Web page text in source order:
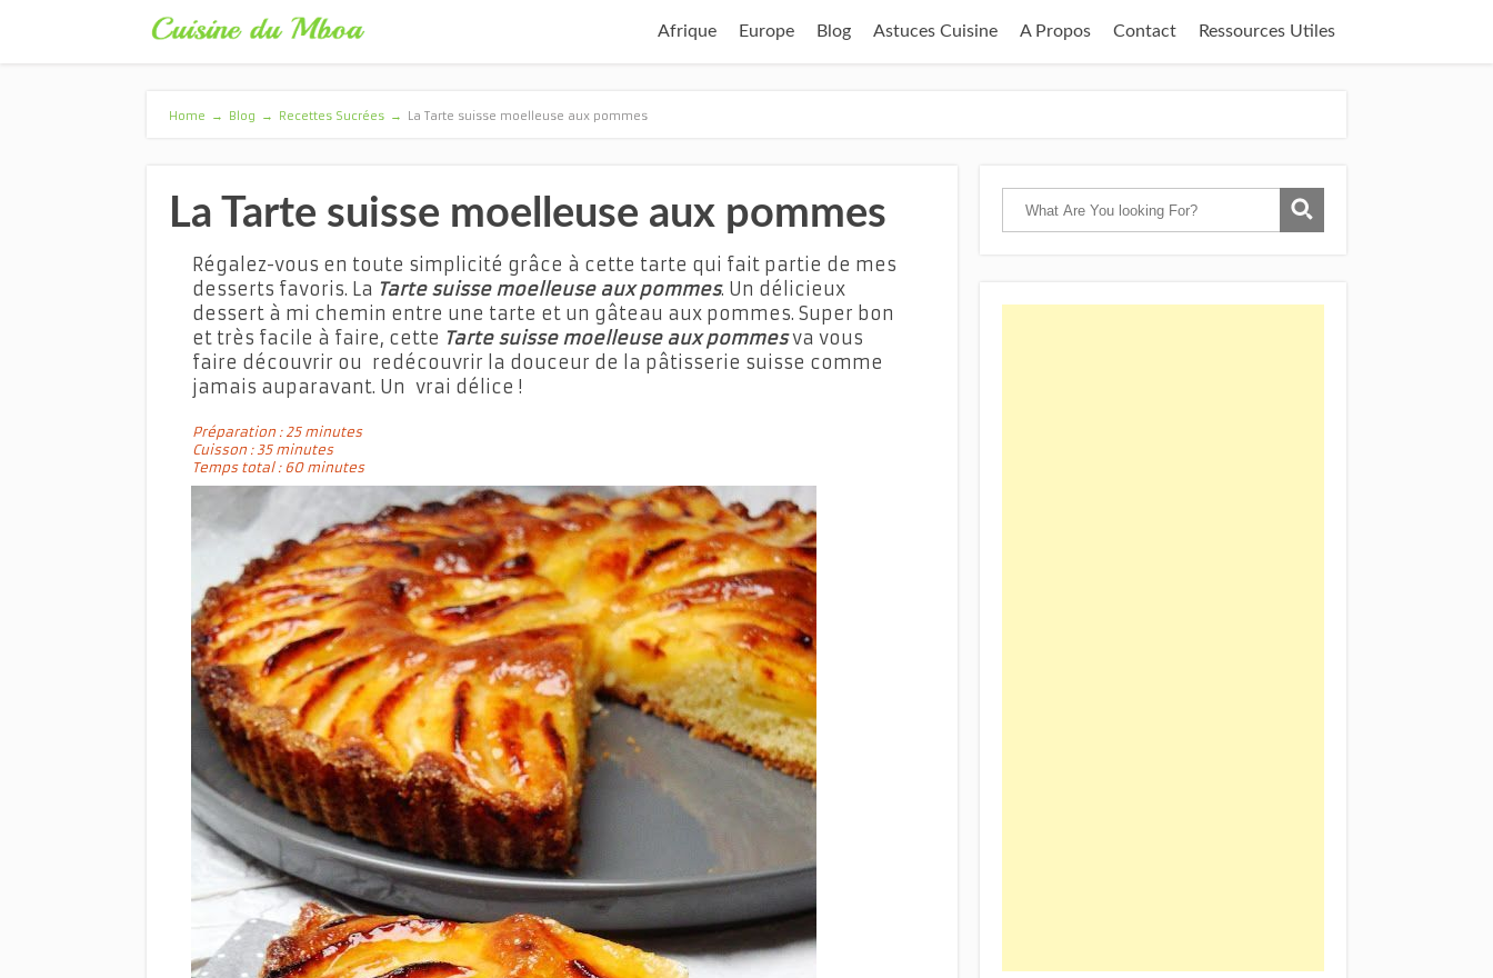
Afrique Europe Blog Astuces Cuisine A Propos Contact Ressources Utiles
Home → Blog → Recettes Sucrées → La Tarte suisse moelleuse aux pommes
La Tarte suisse moelleuse aux pommes
Régalez-vous en toute simplicité grâce à cette tarte qui fait partie de mes
desserts favoris. La Tarte suisse moelleuse aux pommes. Un délicieux
dessert à mi chemin entre une tarte et un gâteau aux pommes. Super bon
et très facile à faire, cette Tarte suisse moelleuse aux pommesva vous
faire découvrir ou redécouvrir la douceur de la pâtisserie suisse comme
jamais auparavant. Un vrai délice !
Préparation : 25 minutes
Cuisson : 35 minutes
Temps total : 60 minutes
Tarte suisse moelleuse aux pommes